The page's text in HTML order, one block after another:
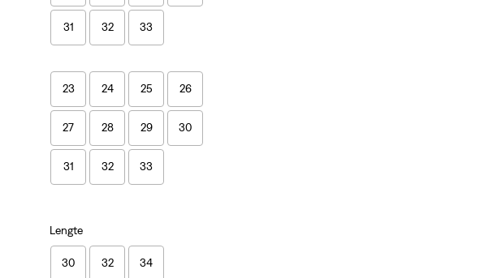
31 32 33
23 24 25 26
27 28 29 30
31 32 33
Lengte
30 32 34